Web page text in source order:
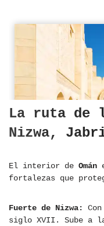
La ruta de
Nizwa,
El interior de Omán
fortalezas que
Fuerte de Nizwa:
siglo XVII. Sube a